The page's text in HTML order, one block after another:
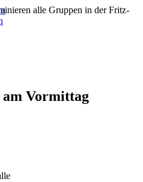
alle Gruppen in der Fritz-
Vormittag